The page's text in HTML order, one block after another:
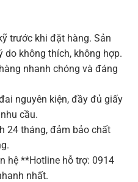
trước khi đặt hàng. Sản
không thích, không hợp.
nhanh chóng và đáng
nguyên kiện, đầy đủ giấy
cầu.
24 tháng, đảm bảo chất
hệ **Hotline hỗ trợ: 0914
nhất.